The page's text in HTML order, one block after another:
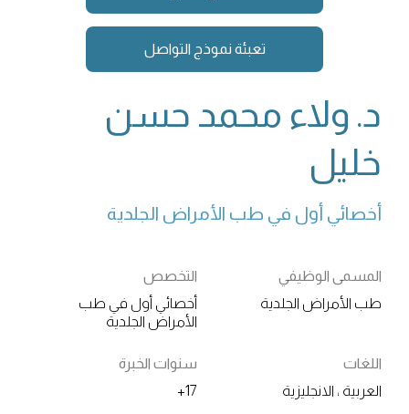
تعبئة نموذج التواصل
د. ولاء محمد حسن
خليل
أخصائي أول في طب الأمراض الجلدية
المسمى الوظيفي
طب الأمراض الجلدية
التخصص
أخصائي أول في طب
الأمراض الجلدية
اللغات
العربية ، الانجليزية
سنوات الخبرة
17+